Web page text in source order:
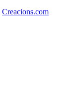
Creacions.com